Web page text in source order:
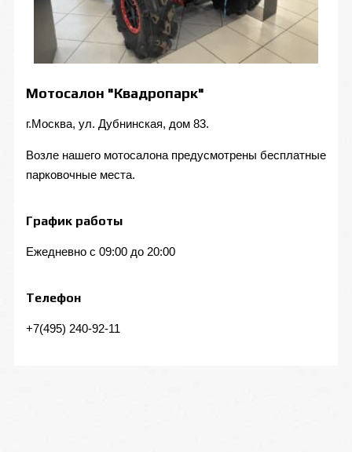
Мотосалон "Квадропарк"
г.Москва, ул. Дубнинская, дом 83.
Возле нашего мотосалона предусмотрены бесплатные
парковочные места.
График работы
Ежедневно с 09:00 до 20:00
Телефон
+7(495) 240-92-11